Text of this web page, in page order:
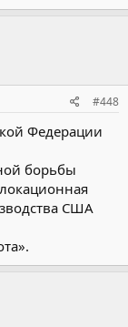
#448
Федерации
борьбы
США